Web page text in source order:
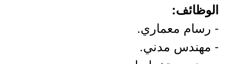
الوظائف:
- رسام معماري.
- مهندس مدني.